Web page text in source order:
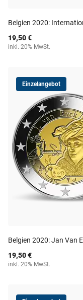
Belgien 2020:
19,50 €
inkl. 20% MwSt.
Einzelangebot
Belgien 2020: Jan Van
19,50 €
inkl. 20% MwSt.